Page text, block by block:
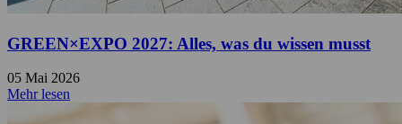
GREEN×EXPO 2027: Alles, was du wissen musst
05 Mai 2026
Mehr lesen